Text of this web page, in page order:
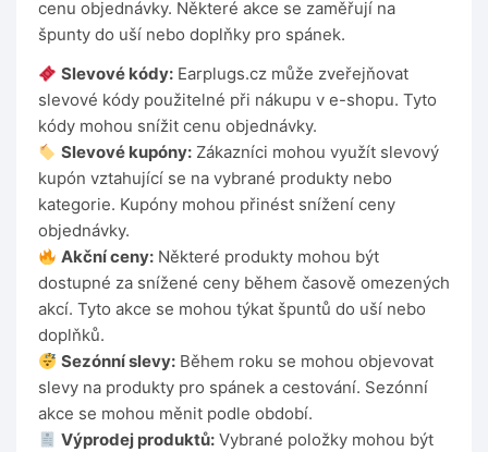
cenu objednávky. Některé akce se zaměřují na
špunty do uší nebo doplňky pro spánek.
Slevové kódy: Earplugs.cz může zveřejňovat
slevové kódy použitelné při nákupu v e-shopu. Tyto
kódy mohou snížit cenu objednávky.
Slevové kupóny: Zákazníci mohou využít slevový
kupón vztahující se na vybrané produkty nebo
kategorie. Kupóny mohou přinést snížení ceny
objednávky.
Akční ceny: Některé produkty mohou být
dostupné za snížené ceny během časově omezených
akcí. Tyto akce se mohou týkat špuntů do uší nebo
doplňků.
Sezónní slevy: Během roku se mohou objevovat
slevy na produkty pro spánek a cestování. Sezónní
akce se mohou měnit podle období.
Výprodej produktů: Vybrané položky mohou být